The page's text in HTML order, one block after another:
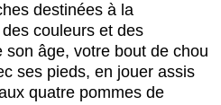
destinées à la
couleurs et des
âge, votre bout de chou
ses pieds, en jouer assis
quatre pommes de